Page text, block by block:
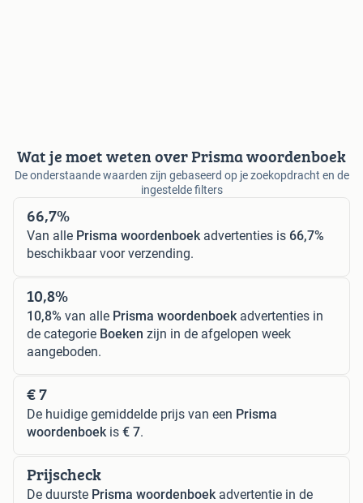
Wat je moet weten over Prisma woordenboek
De onderstaande waarden zijn gebaseerd op je zoekopdracht en de
ingestelde filters
66,7%
Van alle Prisma woordenboek advertenties is 66,7%
beschikbaar voor verzending.
10,8%
10,8% van alle Prisma woordenboek advertenties in
de categorie Boeken zijn in de afgelopen week
aangeboden.
€ 7
De huidige gemiddelde prijs van een Prisma
woordenboek is € 7.
Prijscheck
De duurste Prisma woordenboek advertentie in de